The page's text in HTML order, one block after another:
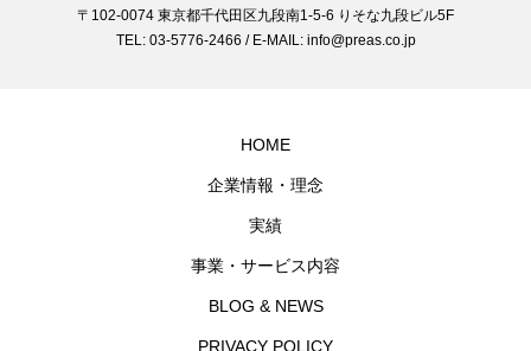
〒102-0074 東京都千代田区九段南1-5-6 りそな九段ビル5F
TEL: 03-5776-2466 / E-MAIL: info@preas.co.jp
HOME
企業情報・理念
実績
事業・サービス内容
BLOG & NEWS
PRIVACY POLICY